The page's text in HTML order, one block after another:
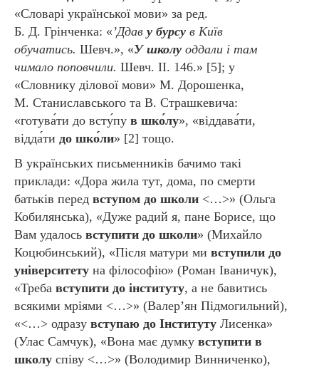
«Словарі української мови» за ред.
Б. Д. Грінченка: «’Ддав у бурсу в Київ
обучатись. Шевч.», «У школу оддали і там
чимало поповчили. Шевч. II. 146.» [5]; у
«Словнику ділової мови» М. Дорошенка,
М. Станиславського та В. Страшкевича:
«готува́ти до всту́пу в шко́лу», «віддава́ти,
відда́ти до шко́ли» [2] тощо.
В українських письменників бачимо такі
приклади: «Дора жила тут, дома, по смерти
батьків перед вступом до школи <…>» (Ольга
Кобилянська), «Дуже радий я, пане Борисе, що
Вам удалось вступити до школи» (Михайло
Коцюбинський), «Після матури ми вступили до
університету на філософію» (Роман Іваничук),
«Треба вступити до інституту, а не бавитись
всякими мріями <…>» (Валер’ян Підмогильний),
«<…> одразу вступаю до Інституту Лисенка»
(Улас Самчук), «Вона має думку вступити в
школу співу <…>» (Володимир Винниченко),